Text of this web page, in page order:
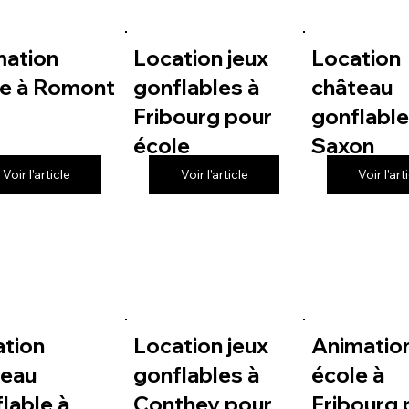
à Romont
Voir l'article
Location jeux
gonflables à
Fribourg pour
école
Voir l'article
Location
château
Saxon
Voir
à
Location jeux
gonflables à
Conthey pour
école à
Fribourg